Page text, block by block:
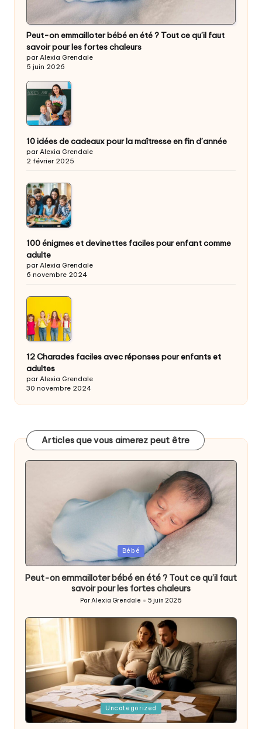
Peut-on emmailloter bébé en été ? Tout ce qu’il faut
savoir pour les fortes chaleurs
par Alexia Grendale
5 juin 2026
10 idées de cadeaux pour la maîtresse en fin d’année
par Alexia Grendale
2 février 2025
100 énigmes et devinettes faciles pour enfant comme
adulte
par Alexia Grendale
6 novembre 2024
12 Charades faciles avec réponses pour enfants et
adultes
par Alexia Grendale
30 novembre 2024
Articles que vous aimerez peut être
Posted
Bébé
Peut-on emmailloter bébé en été ? Tout ce qu’il faut
savoir pour les fortes chaleurs
Posted
by
ParAlexia Grendale 5 juin 2026
Posted
Uncategorized